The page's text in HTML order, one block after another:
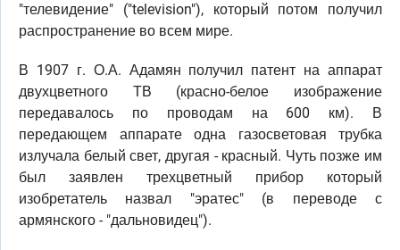
"телевидение" ("television"), который потом получил
распространение во всем мире.
В 1907 г. О.А. Адамян получил патент на аппарат
двухцветного ТВ (красно-белое изображение
передавалось по проводам на 600 км). В
передающем аппарате одна газосветовая трубка
излучала белый свет, другая - красный. Чуть позже им
был заявлен трехцветный прибор который
изобретатель назвал "эратес" (в переводе с
армянского - "дальновидец").